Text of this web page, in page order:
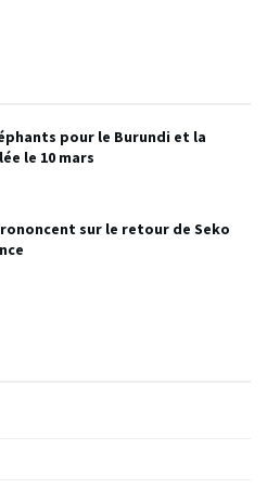
pour le Burundi et la
le 10 mars
sur le retour de Seko